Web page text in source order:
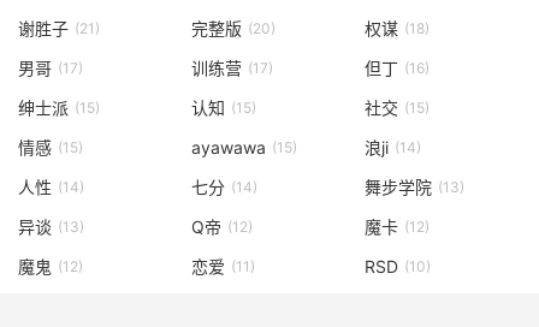
谢胜子 (21) 完整版 (20) 权谋 (18)
男哥 (17) 训练营 (17) 但丁 (16)
绅士派 (15) 认知 (15) 社交 (15)
情感 (15) ayawawa (15) 浪ji (14)
人性 (14) 七分 (14) 舞步学院 (13)
异谈 (13) Q帝 (12) 魔卡 (12)
魔鬼 (12) 恋爱 (11) RSD (10)